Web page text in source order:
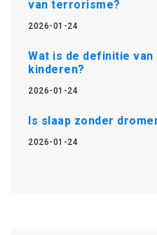
van terrorisme?
2026-01-24
Wat is de definitie
kinderen?
2026-01-24
Is slaap zonder
2026-01-24